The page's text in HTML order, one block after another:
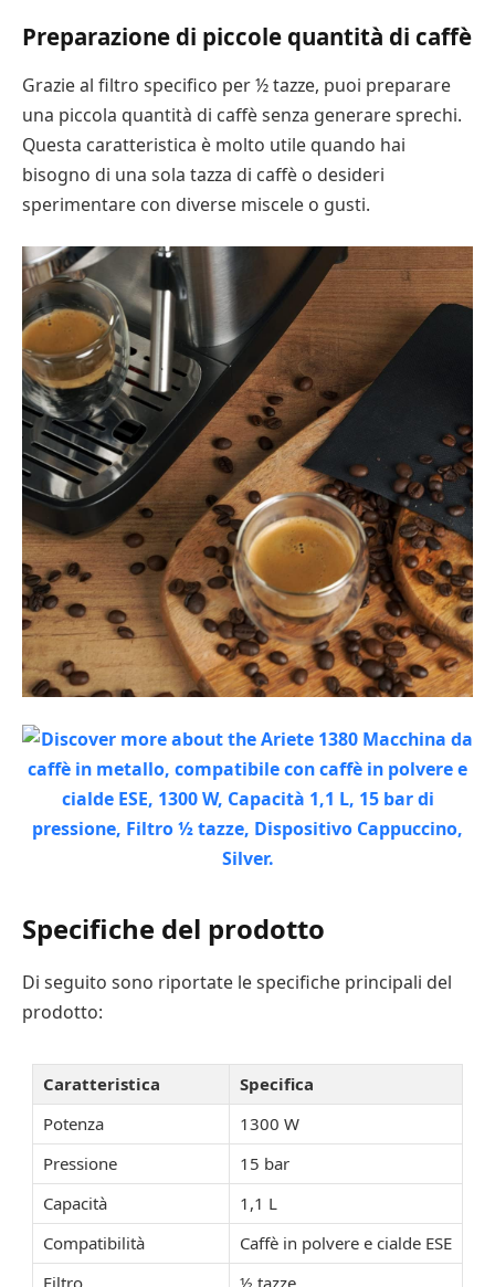
Preparazione di piccole quantità di caffè
Grazie al filtro specifico per ½ tazze, puoi preparare
una piccola quantità di caffè senza generare sprechi.
Questa caratteristica è molto utile quando hai
bisogno di una sola tazza di caffè o desideri
sperimentare con diverse miscele o gusti.
Specifiche del prodotto
Di seguito sono riportate le specifiche principali del
prodotto:
Caratteristica
Specifica
Potenza
1300 W
Pressione
15 bar
Capacità
1,1 L
Compatibilità
Caffè in polvere e cialde ESE